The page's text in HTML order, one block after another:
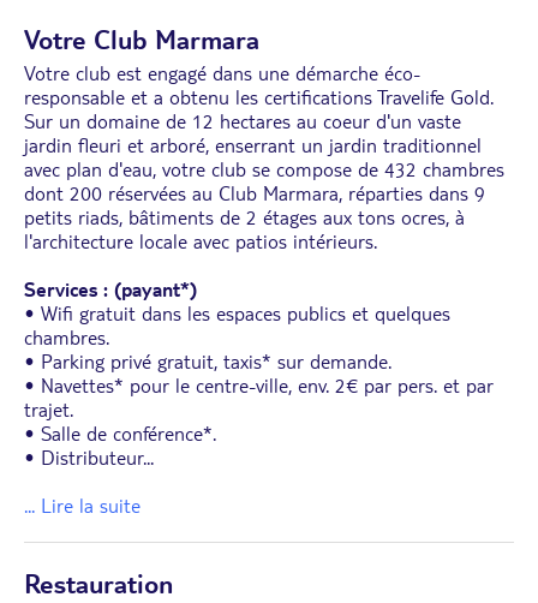
Votre Club Marmara
Votre club est engagé dans une démarche éco-
responsable et a obtenu les certifications Travelife Gold.
Sur un domaine de 12 hectares au coeur d'un vaste
jardin fleuri et arboré, enserrant un jardin traditionnel
avec plan d'eau, votre club se compose de 432 chambres
dont 200 réservées au Club Marmara, réparties dans 9
petits riads, bâtiments de 2 étages aux tons ocres, à
l'architecture locale avec patios intérieurs.
Services : (payant*)
• Wifi gratuit dans les espaces publics et quelques
chambres.
• Parking privé gratuit, taxis* sur demande.
• Navettes* pour le centre-ville, env. 2€ par pers. et par
trajet.
• Salle de conférence*.
• Distributeur...
... Lire la suite
Restauration